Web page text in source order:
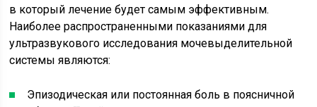
в который лечение будет самым эффективным.
Наиболее распространенными показаниями для
ультразвукового исследования мочевыделительной
системы являются:
Эпизодическая или постоянная боль в поясничной